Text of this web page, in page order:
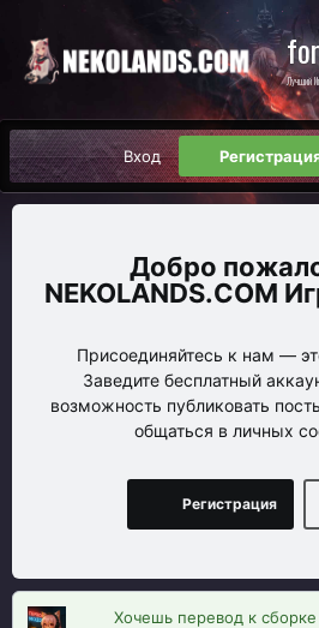
Лучший
Вход
NEKOLANDS.COM
Присоединяйтесь к нам —
Заведите бесплатный
возможность публиковать
общаться в личных
Регистрация
Хочешь перевод к